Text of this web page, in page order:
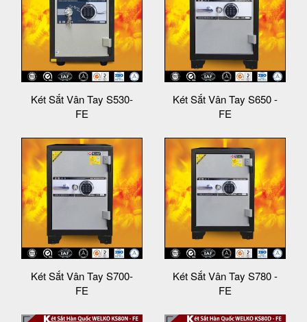
Két Sắt Vân Tay S530-
FE
Két Sắt Vân Tay S650 -
FE
Két Sắt Vân Tay S700-
FE
Két Sắt Vân Tay S780 -
FE